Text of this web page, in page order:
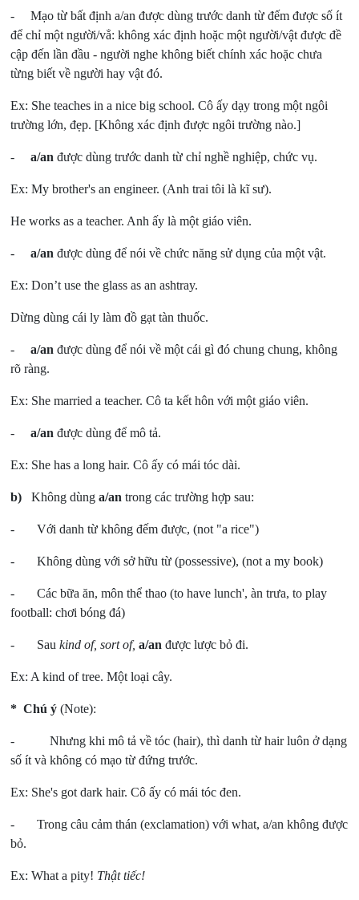
- Mạo từ bất định a/an được dùng trước danh từ đếm được số ít
để chỉ một người/vẳ: không xác định hoặc một người/vật được đề
cập đến lần đầu - người nghe không biết chính xác hoặc chưa
từng biết về người hay vật đó.
Ex: She teaches in a nice big school. Cô ấy dạy trong một ngôi
trường lớn, đẹp. [Không xác định được ngôi trường nào.]
-a/an được dùng trước danh từ chỉ nghề nghiệp, chức vụ.
Ex: My brother's an engineer. (Anh trai tôi là kĩ sư).
He works as a teacher. Anh ấy là một giáo viên.
-a/an được dùng để nói về chức năng sử dụng của một vật.
Ex: Don’t use the glass as an ashtray.
Dừng dùng cái ly làm đồ gạt tàn thuốc.
-a/an được dùng để nói về một cái gì đó chung chung, không
rõ ràng.
Ex: She married a teacher. Cô ta kết hôn với một giáo viên.
-a/an được dùng để mô tả.
Ex: She has a long hair. Cô ấy có mái tóc dài.
b)Không dùnga/an trong các trường hợp sau:
- Với danh từ không đếm được, (not "a rice")
- Không dùng với sở hữu từ (possessive), (not a my book)
- Các bữa ăn, môn thể thao (to have lunch', àn trưa, to play
football: chơi bóng đá)
- Saukind of, sort of, a/an được lược bỏ đi.
Ex: A kind of tree. Một loại cây.
* Chú ý (Note):
- Nhưng khi mô tả về tóc (hair), thì danh từ hair luôn ở dạng
số ít và không có mạo từ đứng trước.
Ex: She's got dark hair. Cô ấy có mái tóc đen.
- Trong câu cảm thán (exclamation) với what, a/an không được
bỏ.
Ex: What a pity! Thật tiếc!